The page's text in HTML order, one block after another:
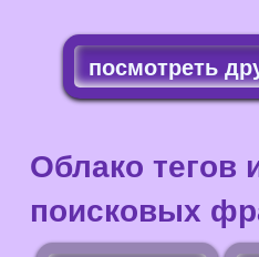
посмотреть
Облако тегов
поисковых